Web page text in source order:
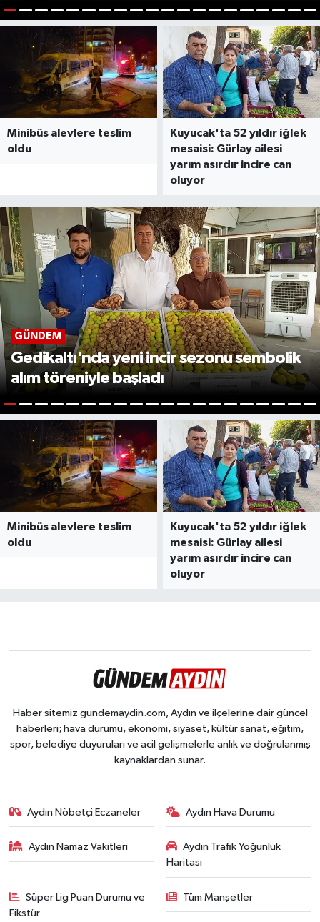
1 2 3 4 5 6 7 8 9 10 121314151617 181920
Minibüs alevlere teslim
oldu
Kuyucak'ta 52 yıldır iğlek
mesaisi: Gürlay ailesi
yarım asırdır incire can
oluyor
GÜNDEM
Gedikaltı'nda yeni incir sezonu sembolik
alım töreniyle başladı
1 2 3 4 5 6 7 8 9 10 121314151617 181920
Minibüs alevlere teslim
oldu
Kuyucak'ta 52 yıldır iğlek
mesaisi: Gürlay ailesi
yarım asırdır incire can
oluyor
Haber sitemiz gundemaydin.com, Aydın ve ilçelerine dair güncel
haberleri; hava durumu, ekonomi, siyaset, kültür sanat, eğitim,
spor, belediye duyuruları ve acil gelişmelerle anlık ve doğrulanmış
kaynaklardan sunar.
Aydın Nöbetçi Eczaneler Aydın Hava Durumu
Aydın Namaz Vakitleri
Aydın Trafik Yoğunluk
Haritası
Süper Lig Puan Durumu ve
Fikstür
Tüm Manşetler